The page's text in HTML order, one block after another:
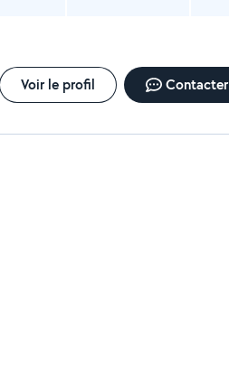
Voir le profil Contacter